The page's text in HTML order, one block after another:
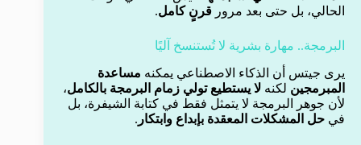
الحالي، بل حتى بعد مرور قرنٍ كامل.
البرمجة.. مهارة بشرية لا تُستنسخ آليًا
يرى جيتس أن الذكاء الاصطناعي يمكنه مساعدة
المبرمجين لكنه لا يستطيع تولي زمام البرمجة بالكامل،
لأن جوهر البرمجة لا يتمثل فقط في كتابة الشيفرة، بل
في حل المشكلات المعقدة بإبداع وابتكار .